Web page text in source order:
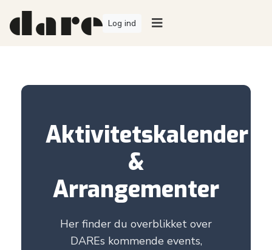
Log ind
Aktivitetskalender
&
Arrangementer
Her finder du overblikket over
DAREs kommende events,